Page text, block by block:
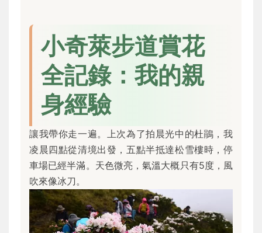
小奇萊步道賞花
全記錄：我的親
身經驗
讓我帶你走一遍。上次為了拍晨光中的杜鵑，我
凌晨四點從清境出發，五點半抵達松雪樓時，停
車場已經半滿。天色微亮，氣溫大概只有5度，風
吹來像冰刀。